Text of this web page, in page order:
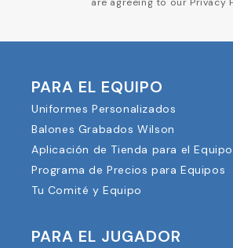
PARA EL EQUIPO
Uniformes Personalizados
Balones Grabados Wilson
Aplicación de Tienda para el Equipo
Programa de Precios para Equipos
Tu Comité y Equipo
PARA EL JUGADOR